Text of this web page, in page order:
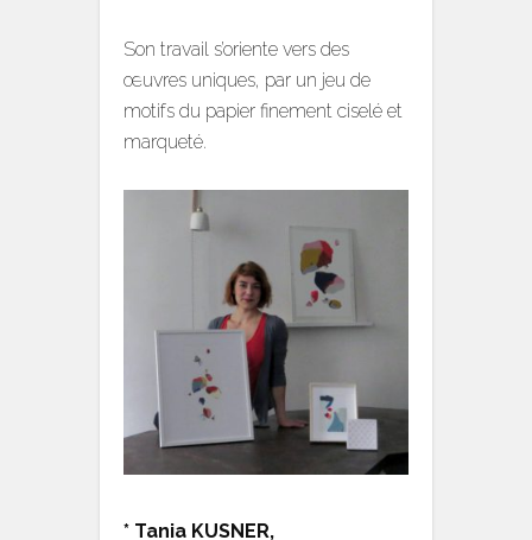
Son travail s’oriente vers des
œuvres uniques, par un jeu de
motifs du papier finement ciselé et
marqueté.
* Tania KUSNER,